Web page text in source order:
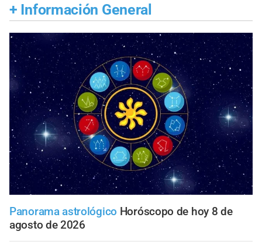
+ Información General
Panorama astrológico Horóscopo de hoy 8 de
agosto de 2026